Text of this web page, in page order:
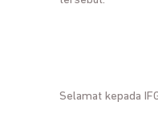
Selamat kepada